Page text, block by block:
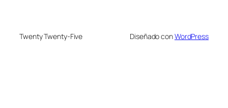
Twenty Twenty-Five Diseñado conWordPress